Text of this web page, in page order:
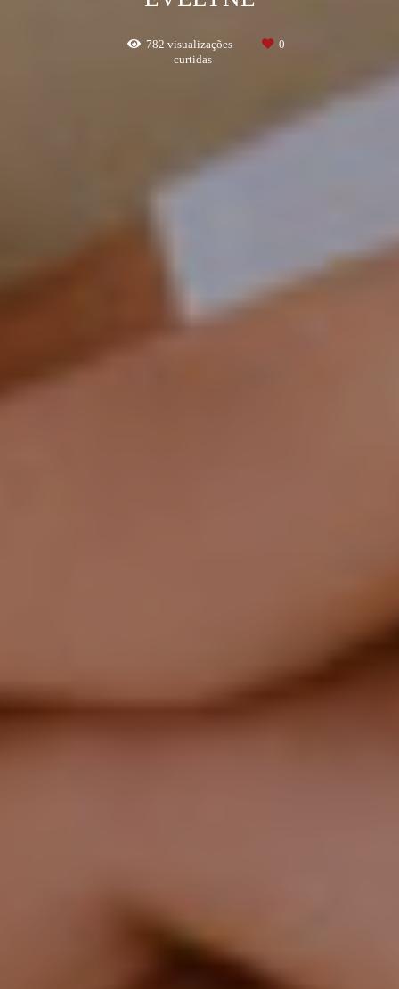
782 visualizações
0
curtidas